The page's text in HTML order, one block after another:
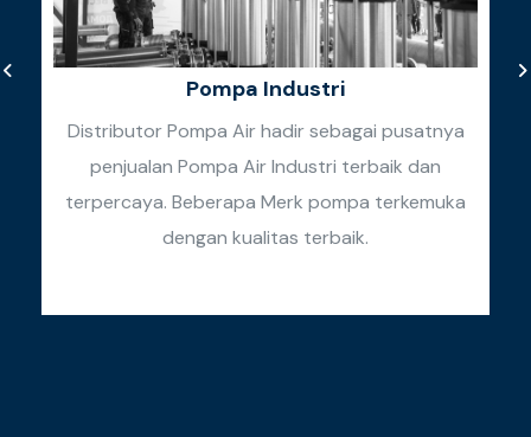
Pompa Industri
Distributor Pompa Air hadir sebagai pusatnya
penjualan Pompa Air Industri terbaik dan
terpercaya. Beberapa Merk pompa terkemuka
dengan kualitas terbaik.